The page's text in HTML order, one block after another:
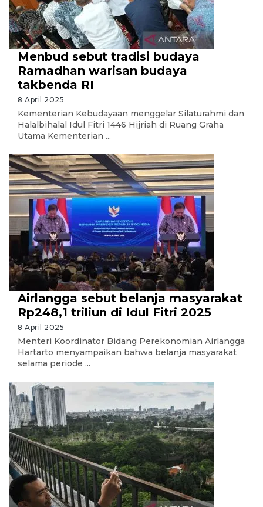
Menbud sebut tradisi budaya
Ramadhan warisan budaya
takbenda RI
8 April 2025
Kementerian Kebudayaan menggelar Silaturahmi dan
Halalbihalal Idul Fitri 1446 Hijriah di Ruang Graha
Utama Kementerian ...
Airlangga sebut belanja masyarakat
Rp248,1 triliun di Idul Fitri 2025
8 April 2025
Menteri Koordinator Bidang Perekonomian Airlangga
Hartarto menyampaikan bahwa belanja masyarakat
selama periode ...